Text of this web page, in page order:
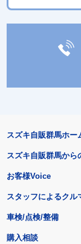
スズキ自販群馬ホー
スズキ自販群馬から
お客様Voice
スタッフによるクル
車検/点検/整備
購入相談